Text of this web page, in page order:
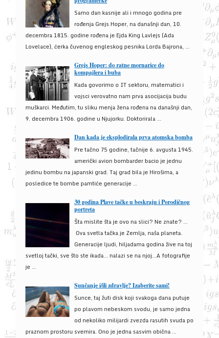
Samo dan kasnije ali i mnogo godina pre
rođenja Grejs Hoper, na današnji dan, 10.
decembra 1815. godine rođena je Ejda King Lavlejs (Ada
Lovelace), ćerka čuvenog engleskog pesnika Lorda Bajrona, ...
Grejs Hoper: do ratne mornarice do
kompajlera i buba
Kada govorimo o IT sektoru, matematici i
vojsci verovatno nam prva asocijacija budu
muškarci. Međutim, tu sliku menja žena rođena na današnji dan,
9. decembra 1906. godine u Njujorku. Doktorirala ...
Dan kada je eksplodirala prva atomska bomba
Pre tačno 75 godine, tačnije 6. avgusta 1945.
američki avion bombarder bacio je jednu
jedinu bombu na japanski grad. Taj grad bila je Hirošima, a
posledice te bombe pamtiće generacije ...
30 godina Plave tačke u beskraju i Porodičnog
portreta
Šta mislite šta je ovo na slici? Ne znate? …
Ova svetla tačka je Zemlja, naša planeta.
Generacije ljudi, hiljadama godina žive na toj
svetloj tački, sve što ste ikada… nalazi se na njoj…A fotografije
je ...
Sunčanje i/ili zdravlje? Izaberite sami!
Sunce, taj žuti disk koji svakoga dana putuje
po plavom nebeskom svodu, je samo jedna
od nekoliko milijardi zvezda rasutih svuda po
praznom prostoru svemira. Ono je jedna sasvim obična ...